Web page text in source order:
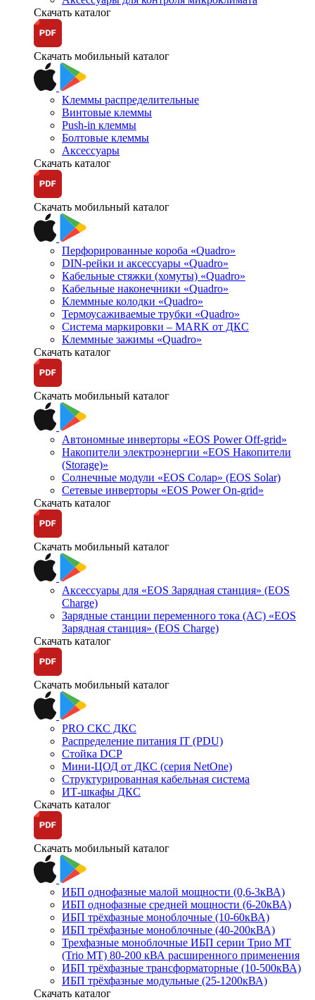
Скачать каталог
Скачать мобильный каталог
Клеммы распределительные
Винтовые клеммы
Push-in клеммы
Болтовые клеммы
Аксессуары
Скачать каталог
Скачать мобильный каталог
Перфорированные короба «Quadro»
DIN-рейки и аксессуары «Quadro»
Кабельные стяжки (хомуты) «Quadro»
Кабельные наконечники «Quadro»
Клеммные колодки «Quadro»
Термоусаживаемые трубки «Quadro»
Система маркировки – MARK от ДКС
Клеммные зажимы «Quadro»
Скачать каталог
Скачать мобильный каталог
Автономные инверторы «EOS Power Off-grid»
Накопители электроэнергии «EOS Накопители
(Storage)»
Солнечные модули «EOS Солар» (EOS Solar)
Сетевые инверторы «EOS Power On-grid»
Скачать каталог
Скачать мобильный каталог
Аксессуары для «EOS Зарядная станция» (EOS
Charge)
Зарядные станции переменного тока (AC) «EOS
Зарядная станция» (EOS Charge)
Скачать каталог
Скачать мобильный каталог
PRO СКС ДКС
Распределение питания IT (PDU)
Стойка DCP
Мини-ЦОД от ДКС (серия NetOne)
Структурированная кабельная система
ИТ-шкафы ДКС
Скачать каталог
Скачать мобильный каталог
ИБП однофазные малой мощности (0,6-3кВА)
ИБП однофазные средней мощности (6-20кВА)
ИБП трёхфазные моноблочные (10-60кВА)
ИБП трёхфазные моноблочные (40-200кВА)
Трехфазные моноблочные ИБП серии Трио МТ
(Trio MT) 80-200 кВА расширенного применения
ИБП трёхфазные трансформаторные (10-500кВА)
ИБП трёхфазные модульные (25-1200кВА)
Скачать каталог